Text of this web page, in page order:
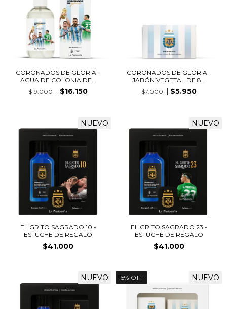
CORONADOS DE GLORIA -
AGUA DE COLONIA DE...
$19.000
$16.150
CORONADOS DE GLORIA -
JABÓN VEGETAL DE 8...
$7.000
$5.950
NUEVO
EL GRITO SAGRADO 10 -
ESTUCHE DE REGALO
$41.000
NUEVO
EL GRITO SAGRADO 23 -
ESTUCHE DE REGALO
$41.000
NUEVO 15% OFF NUEVO